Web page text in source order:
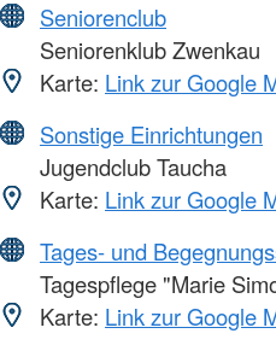
Seniorenclub
Seniorenklub Zwenkau
Karte: Link zur Google
Sonstige Einrichtungen
Jugendclub Taucha
Karte: Link zur Google
Tages- und
Tagespflege "Marie
Karte: Link zur Google